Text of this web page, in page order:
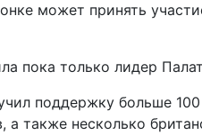
может принять
пока только лидер
поддержку больше
а также несколько